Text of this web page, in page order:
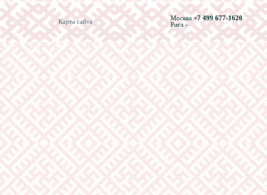
Карта сайта
Москва+7 499 677-1620
Рига-